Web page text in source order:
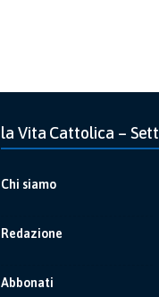
la Vita Cattolica –
Chi siamo
Redazione
Abbonati